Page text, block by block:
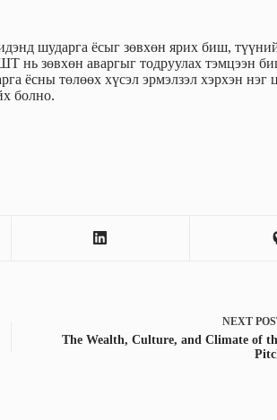
шударга ёсыг зөвхөн ярих биш,
нь зөвхөн аваргыг тодруулах тэмцээн
ёсны төлөөх хүсэл эрмэлзэл хэрхэн нэг
болно.
NEXT
The Wealth, Culture, and Climate of